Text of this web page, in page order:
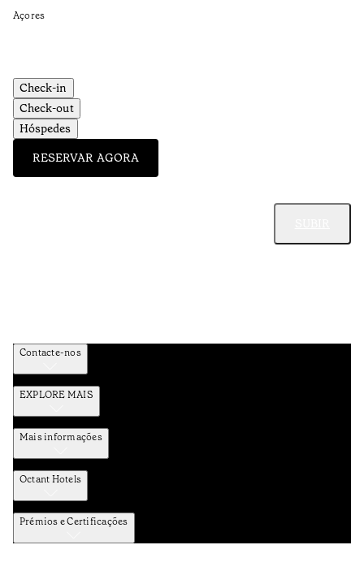
Açores
Check-in
Check-out
Hóspedes
RESERVAR AGORA
Contacte-nos
EXPLORE MAIS
Mais informações
Octant Hotels
Prémios e Certificações